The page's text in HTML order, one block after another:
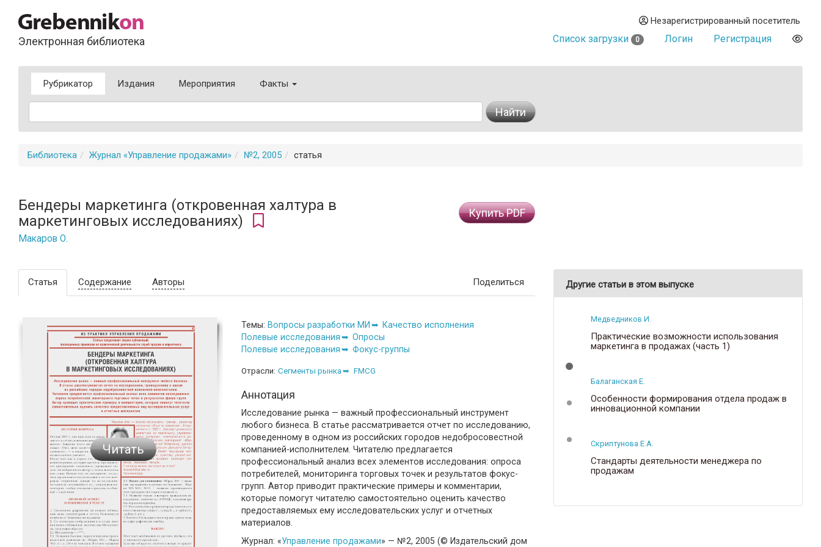
Электронная библиотека
Незарегистрированный посетитель
Список загрузки 0 Логин Регистрация
Рубрикатор Издания Мероприятия Факты
Найти
Библиотека Журнал «Управление продажами» №2, 2005 статья
Бендеры маркетинга (откровенная халтура в
маркетинговых исследованиях)
Макаров О.
Купить PDF
Статья Содержание Авторы Поделиться
Читать
Темы: Вопросы разработки МИ
Качество исполнения
Полевые исследования
Опросы
Полевые исследования
Фокус-группы
Отрасли: Сегменты рынка FMCG
Аннотация
Исследование рынка — важный профессиональный инструмент
любого бизнеса. В статье рассматривается отчет по исследованию,
проведенному в одном из российских городов недобросовестной
компанией-исполнителем. Читателю предлагается
профессиональный анализ всех элементов исследования: опроса
потребителей, мониторинга торговых точек и результатов фокус-
групп. Автор приводит практические примеры и комментарии,
которые помогут читателю самостоятельно оценить качество
предоставляемых ему исследовательских услуг и отчетных
материалов.
Журнал: «Управление продажами» — №2, 2005 (© Издательский дом
Другие статьи в этом выпуске
Медведников И.
Практические возможности использования
маркетинга в продажах (часть 1)
Балаганская Е.
Особенности формирования отдела продаж в
инновационной компании
Скриптунова Е.А.
Стандарты деятельности менеджера по
продажам